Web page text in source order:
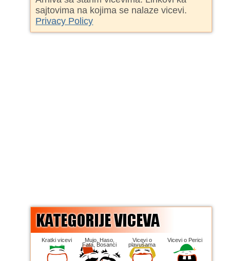
sajtovima na kojima se nalaze vicevi.
Privacy Policy
Kratki vicevi Mujo, Haso,
Fata, Bosanci
Vicevi o
plavušama
Vicevi o Perici